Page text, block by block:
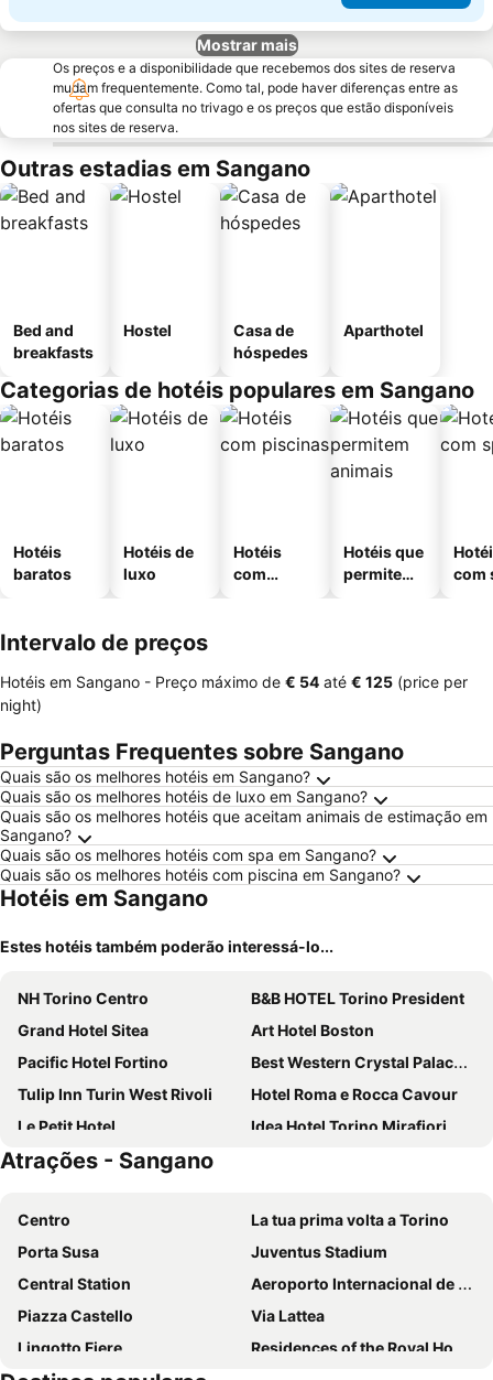
Mostrar mais
Os preços e a disponibilidade que recebemos dos sites de reserva
mudam frequentemente. Como tal, pode haver diferenças entre as
ofertas que consulta no trivago e os preços que estão disponíveis
nos sites de reserva.
Outras estadias em Sangano
Bed and
breakfasts
Hostel
Casa de
hóspedes
Aparthotel
Categorias de hotéis populares em Sangano
Hotéis
baratos
Hotéis de
luxo
Hotéis
com
Hotéis que
permitem
com
Intervalo de preços
Hotéis em Sangano - Preço máximo de ‎€ 54 até ‎€ 125 (price per
night)
Perguntas Frequentes sobre Sangano
Quais são os melhores hotéis em Sangano?
Quais são os melhores hotéis de luxo em Sangano?
Quais são os melhores hotéis que aceitam animais de estimação em
Sangano?
Quais são os melhores hotéis com spa em Sangano?
Quais são os melhores hotéis com piscina em Sangano?
Hotéis em Sangano
Estes hotéis também poderão interessá-lo...
NH Torino Centro
B&B HOTEL Torino President
Grand Hotel Sitea
Art Hotel Boston
Pacific Hotel Fortino
Best Western Crystal Palace Hotel
Tulip Inn Turin West Rivoli
Hotel Roma e Rocca Cavour
Le Petit Hotel
Idea Hotel Torino Mirafiori
Hotel Adalesia
Best Western Hotel Luxor
Hotel Tourist
Royal Torino
Hotel Diplomatic
Matteotti25
Sure Hotel by Best Western Turin City Centre
Best Western Plus Hotel Genova
Tomato Urban Retreat
NH Torino Lingotto Congress
Hotel Urbani
Atrações - Sangano
Centro
La tua prima volta a Torino
Porta Susa
Juventus Stadium
Central Station
Aeroporto Internacional de Turim
Piazza Castello
Via Lattea
Lingotto Fiere
Residences of the Royal House of Savoy